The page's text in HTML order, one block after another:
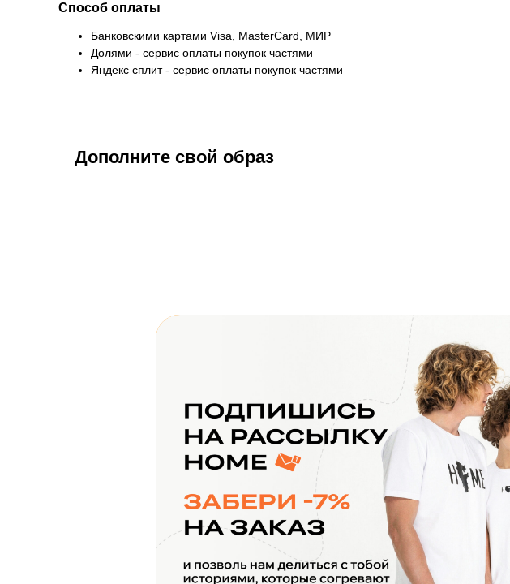
Способ оплаты
Банковскими картами Visa, MasterCard, МИР
Долями - сервис оплаты покупок частями
Яндекс сплит - сервис оплаты покупок частями
Дополните свой образ